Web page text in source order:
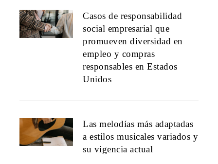
Casos de responsabilidad
social empresarial que
promueven diversidad en
empleo y compras
responsables en Estados
Unidos
Las melodías más adaptadas
a estilos musicales variados y
su vigencia actual